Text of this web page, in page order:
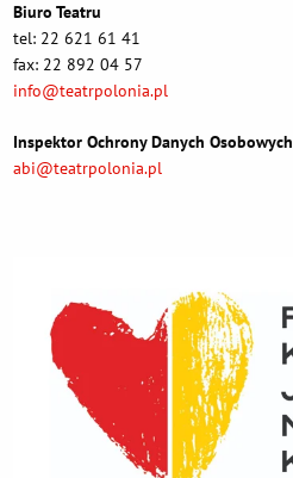
Biuro Teatru
tel: 22 621 61 41
fax: 22 892 04 57
info@teatrpolonia.pl
Inspektor Ochrony Danych Osobowych
abi@teatrpolonia.pl